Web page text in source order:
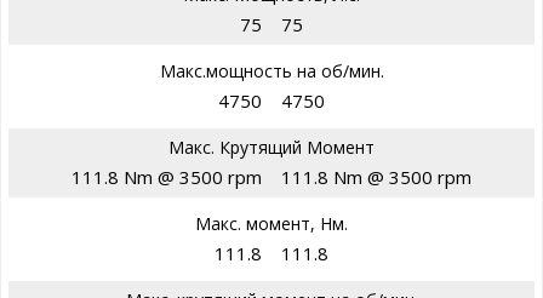
75 75
Макс.мощность на об/мин.
4750 4750
Макс. Крутящий Момент
111.8 Nm @ 3500 rpm 111.8 Nm @ 3500 rpm
Макс. момент, Нм.
111.8 111.8